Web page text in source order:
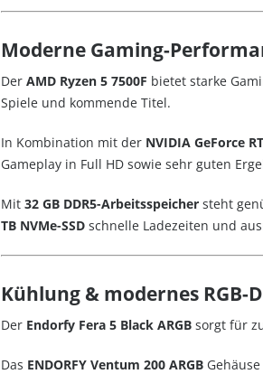
Moderne Gaming-
Der AMD Ryzen 5 7500F bietet starke
Spiele und kommende Titel.
In Kombination mit der NVIDIA GeForce
Gameplay in Full HD sowie sehr guten
Mit 32 GB DDR5-Arbeitsspeicher steht
TB NVMe-SSD schnelle Ladezeiten und
Kühlung & modernes RGB-
Der Endorfy Fera 5 Black ARGB sorgt für
Das ENDORFY Ventum 200 ARGB